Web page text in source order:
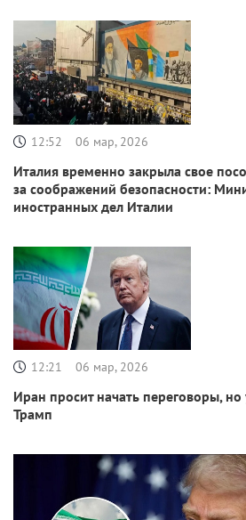
12:52 06 мар, 2026
Италия временно закрыла свое
за соображений безопасности:
иностранных дел Италии
12:21 06 мар, 2026
Иран просит начать переговоры,
Трамп